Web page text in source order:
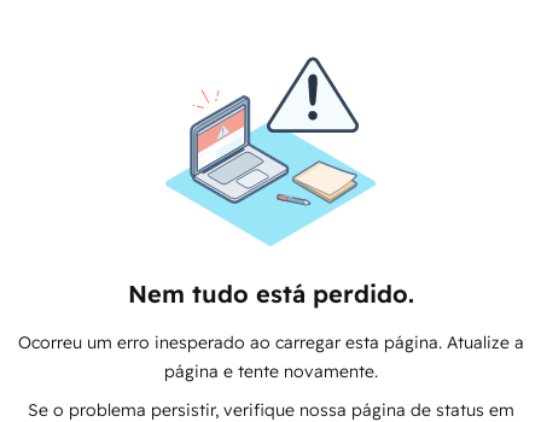
Nem tudo está perdido.
Ocorreu um erro inesperado ao carregar esta página. Atualize a
página e tente novamente.
Se o problema persistir, verifique nossa página de status em